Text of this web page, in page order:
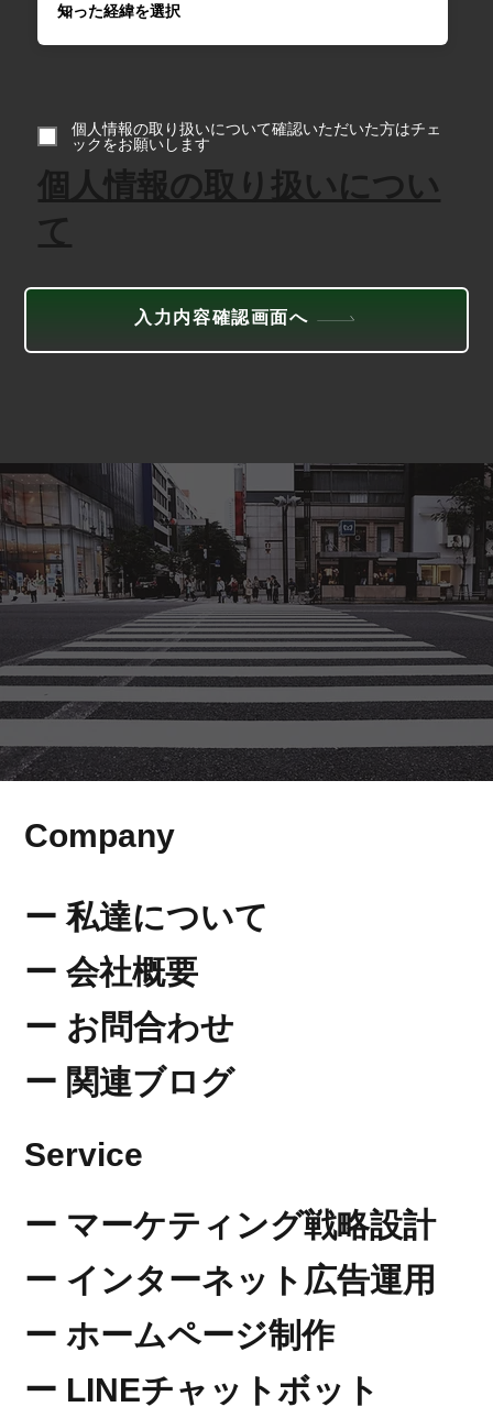
入力内容確認画面へ
個人情報の取り扱いについて確認いただいた方はチェ
ックをお願いします
個人情報の取り扱いについ
て
​ー 私達について
​ー 会社概要
​ー お問合わせ
​Company
​Service
​ーホームページ制作
ー ​インターネット広告運用
ー ​マーケティング戦略設計
​ー LINEチャットボット
ー 関連ブログ